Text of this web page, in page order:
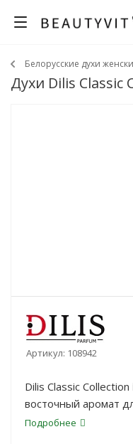
Белорусские духи
Духи Dilis
Артикул: 108942
Dilis Classic
восточный аромат
яркими нотами
Подробнее